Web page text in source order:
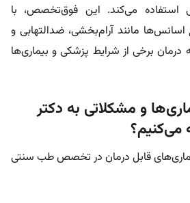
می‌کند. این فوق‌تخصص، با
مانند آرام‌بخشی، ضدالتهابی و
درمان برخی از شرایط پزشکی و بیماری‌ها
و مشکلاتی به دکتر
قابل درمان در تخصص طب سنتی